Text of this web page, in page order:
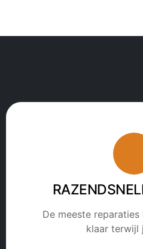
De meeste
klaar terwijl